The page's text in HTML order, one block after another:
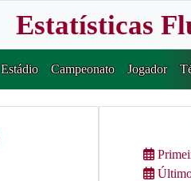
Estatísticas
Estádio Campeonato Jogador